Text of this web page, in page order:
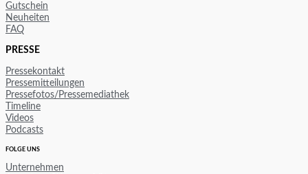
Gutschein
Neuheiten
FAQ
PRESSE
Pressekontakt
Pressemitteilungen
Pressefotos/Pressemediathek
Timeline
Videos
Podcasts
FOLGE UNS
Unternehmen